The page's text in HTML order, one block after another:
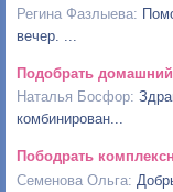
вечер. ...
Подобрать
комбинирован...
Пободрать